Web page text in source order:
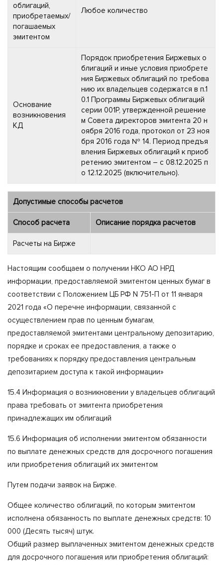
облигаций,
приобретаемых/
погашаемых
эмитентом
Любое количество
Основание
возникновения
КД
Порядок приобретения Биржевых о
блигаций и иные условия приобрете
ния Биржевых облигаций по требова
нию их владельцев содержатся в п.1
0.1 Программы Биржевых облигаций
серии 001Р, утвержденной решение
м Совета директоров эмитента 20 н
оября 2016 года, протокол от 23 ноя
бря 2016 года № 14. Период предъя
вления Биржевых облигаций к приоб
ретению эмитентом – с 08.12.2025 п
о 12.12.2025 (включительно).
Допустимые способы расчетов
Способ расчета Описание порядка расчетов
Расчеты на Бирже
Настоящим сообщаем о получении НКО АО НРД
информации, предоставляемой эмитентом ценных бумаг в
соответствии с Положением ЦБ РФ N 751-П от 11 января
2021 года «О перечне информации, связанной с
осуществлением прав по ценным бумагам,
предоставляемой эмитентами центральному депозитарию,
порядке и сроках ее предоставления, а также о
требованиях к порядку предоставления центральным
депозитарием доступа к такой информации»
15.4 Информация о возникновении у владельцев облигаций
права требовать от эмитента приобретения
принадлежащих им облигаций
15.6 Информация об исполнении эмитентом обязанности
по выплате денежных средств для досрочного погашения
или приобретения облигаций их эмитентом
Путем подачи заявок на Бирже.
Общее количество облигаций, по которым эмитентом
исполнена обязанность по выплате денежных средств: 10
000 (Десять тысяч) штук.
Общий размер выплаченных эмитентом денежных средств
для досрочного погашения или приобретения облигаций: